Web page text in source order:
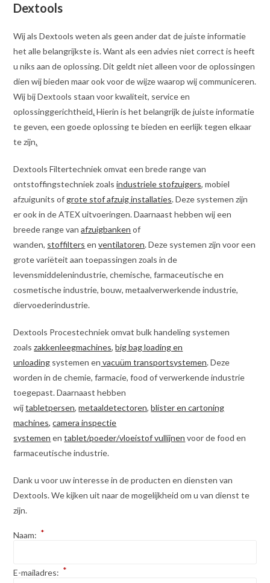
Dextools
Wij als Dextools weten als geen ander dat de juiste informatie
het alle belangrijkste is. Want als een advies niet correct is heeft
u niks aan de oplossing. Dit geldt niet alleen voor de oplossingen
dien wij bieden maar ook voor de wijze waarop wij communiceren.
Wij bij Dextools staan voor kwaliteit, service en
oplossinggerichtheid.Hierin is het belangrijk de juiste informatie
te geven, een goede oplossing te bieden en eerlijk tegen elkaar
te zijn.
Dextools Filtertechniek omvat een brede range van
ontstoffingstechniek zoalsindustriele stofzuigers, mobiel
afzuigunits of grote stof afzuig installaties. Deze systemen zijn
er ook in de ATEX uitvoeringen. Daarnaast hebben wij een
breede range vanafzuigbanken of
wanden, stoffilters enventilatoren. Deze systemen zijn voor een
grote variëteit aan toepassingen zoals in de
levensmiddelenindustrie, chemische, farmaceutische en
cosmetische industrie, bouw, metaalverwerkende industrie,
diervoederindustrie.
Dextools Procestechniek omvat bulk handeling systemen
zoalszakkenleegmachines,big bag loading en
unloading systemen en vacuüm transportsystemen. Deze
worden in de chemie, farmacie, food of verwerkende industrie
toegepast. Daarnaast hebben
wijtabletpersen,metaaldetectoren,blister en cartoning
machines, camera inspectie
systemen entablet/poeder/vloeistof vullijnen voor de food en
farmaceutische industrie.
Dank u voor uw interesse in de producten en diensten van
Dextools. We kijken uit naar de mogelijkheid om u van dienst te
zijn.
Naam: *
E-mailadres: *